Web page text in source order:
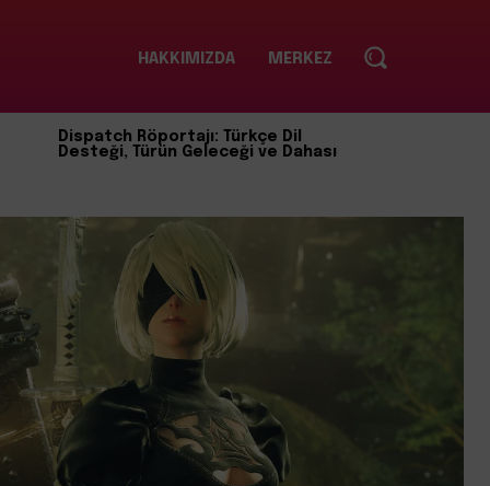
HAKKIMIZDA MERKEZ
Dispatch Röportajı: Türkçe Dil
Desteği, Türün Geleceği ve Dahası